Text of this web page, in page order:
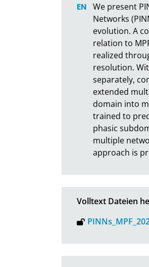
We present
Networks
evolution. A
relation to
realized
resolution.
separately,
extended
domain into
trained to
phasic
multiple
approach is
Volltext Dateien